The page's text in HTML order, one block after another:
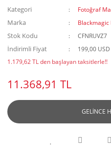
Kategori Fotoğraf
Marka Blackmagic
Stok Kodu CFNRUVZ7
İndirimli Fiyat
199,00 USD
1.179,62 TL den başlayan taksitlerle!!
11.368,91 TL
GELİNCE